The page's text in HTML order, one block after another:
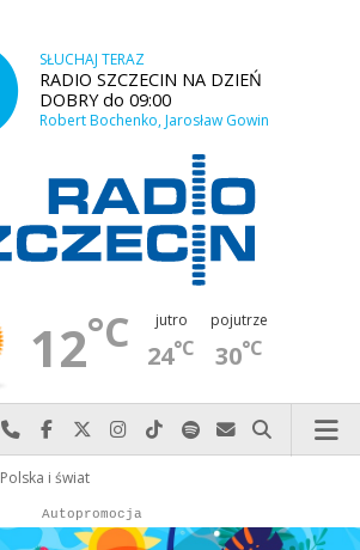
SŁUCHAJ TERAZ
RADIO SZCZECIN NA DZIEŃ
DOBRY do 09:00
Robert Bochenko, Jarosław Gowin
12°C jutro
24°C
pojutrze
30°C
Najlepiej po prostu do nas zadzwoń
Odwiedź nas na Facebook-u
Odwiedź nas na X
Odwiedź nas na Instagram-ie
Odwiedź nas na TikTok-u
Szukaj nas na Spotify
Wyślij do nas
Szukaj
Polska i świat
Autopromocja
Autopromocja
Reklama